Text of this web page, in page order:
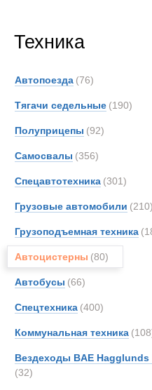
Техника
Автопоезда (76)
Тягачи седельные (190)
Полуприцепы (92)
Самосвалы (356)
Спецавтотехника (301)
Грузовые автомобили (210)
Грузоподъемная техника
Автоцистерны (80)
Автобусы (66)
Спецтехника (400)
Коммунальная техника
Вездеходы BAE Hagglunds
(32)